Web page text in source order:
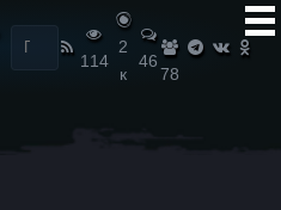
Найти:
114
2
к
46
78